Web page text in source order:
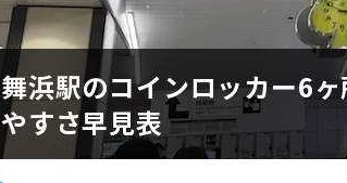
舞浜駅のコインロッカー6
やすさ早見表